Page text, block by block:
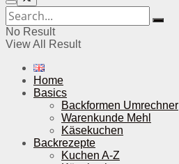
No Result
View All Result
Home
Basics
Backformen Umrechner
Warenkunde Mehl
Käsekuchen
Backrezepte
Kuchen A-Z